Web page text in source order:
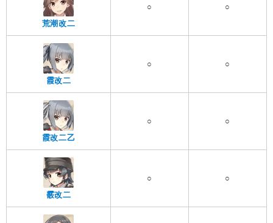
荒潮改二
○ ○
霞改二
○ ○
霞改二乙
○ ○
霰改二
○ ○